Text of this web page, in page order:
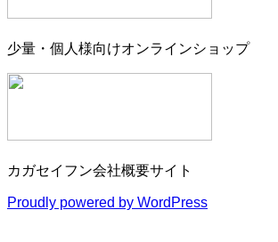
少量・個人様向けオンラインショップ
カガセイフン会社概要サイト
Proudly powered by WordPress